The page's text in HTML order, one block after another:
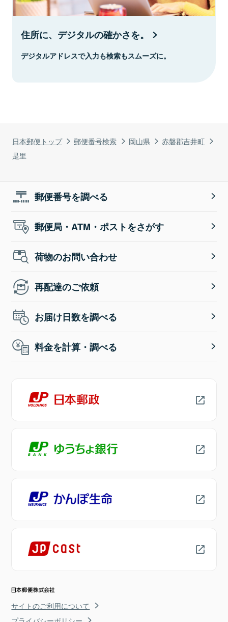
日本郵便トップ 郵便番号検索 岡山県
赤磐郡吉井町
是里
住所に、デジタルの確かさを。
デジタルアドレスで入力も検索もスムーズに。
郵便番号を調べる
郵便局・ATM・ポストをさがす
荷物のお問い合わせ
再配達のご依頼
お届け日数を調べる
料金を計算・調べる
サイトのご利用について